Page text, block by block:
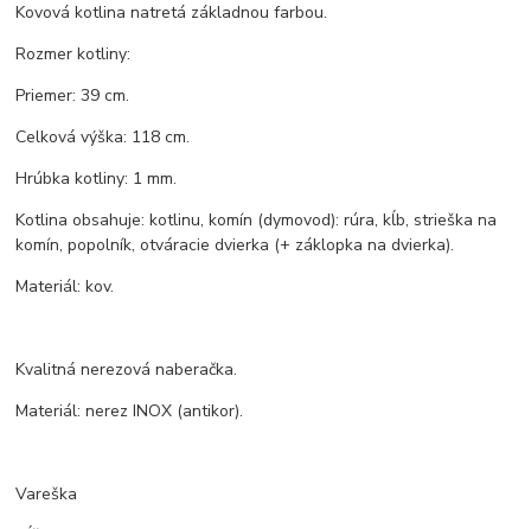
Kovová kotlina natretá základnou farbou.
Rozmer kotliny:
Priemer: 39 cm.
Celková výška: 118 cm.
Hrúbka kotliny: 1 mm.
Kotlina obsahuje: kotlinu, komín (dymovod): rúra, kĺb, strieška na
komín, popolník, otváracie dvierka (+ záklopka na dvierka).
Materiál: kov.
Kvalitná nerezová naberačka.
Materiál: nerez INOX (antikor).
Vareška